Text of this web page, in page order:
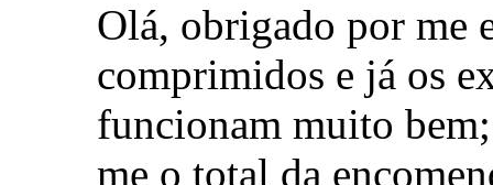
Olá, obrigado por me
comprimidos e já os
funcionam muito
me o total da